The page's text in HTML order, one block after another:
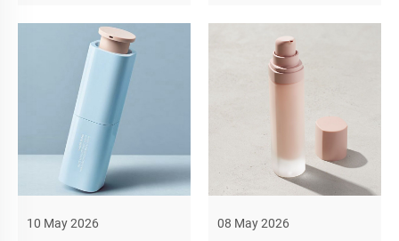
10 May 2026 08 May 2026